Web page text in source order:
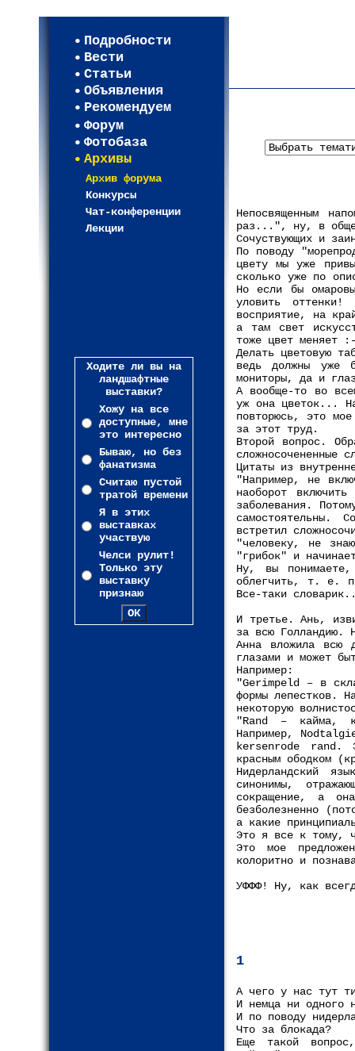
Подробности
Вести
Статьи
Объявления
Рекомендуем
Форум
Фотобаза
Архивы
Архив форума
Конкурсы
Чат-конференции
Лекции
Ходите ли вы на
ландшафтные
выставки?
Хожу на все
доступные, мне
это интересно
Бываю, но без
фанатизма
Считаю пустой
тратой времени
Я в этих
выставках
участвую
Челси рулит!
Только эту
выставку
признаю
Непосвященным
раз...", ну, в
Сочуствующих и
По поводу
цвету мы уже
сколько уже по
Но если бы
уловить
восприятие, на
а там свет
тоже цвет меняет
Делать цветовую
ведь должны уже
мониторы, да и
А вообще-то во
уж она цветок...
повторюсь, это
за этот труд.
Второй вопрос.
сложносочененные
Цитаты из
"Например, не
наоборот
заболевания.
самостоятельны.
встретил
"человеку, не
"грибок" и
Ну, вы
облегчить, т. е.
Все-таки
И третье. Ань,
за всю Голландию.
Анна вложила всю
глазами и может
Например:
"Gerimpeld – в
формы лепестков.
некоторую
"Rand – кайма,
Например,
kersenrode rand.
красным ободком
Нидерландский
синонимы,
сокращение, а
безболезненно
а какие
Это я все к тому,
Это мое
колоритно и
УФФФ! Ну, как
1
А чего у нас тут
И немца ни
И по поводу
Что за блокада?
Еще такой